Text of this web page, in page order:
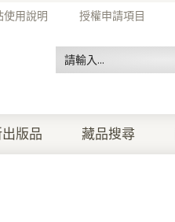
使用說明 授權申請項目
版品 藏品搜尋